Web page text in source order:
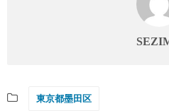
東京都墨田区